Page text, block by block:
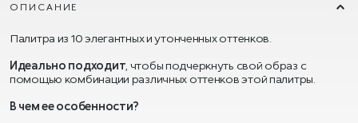
ОПИСАНИЕ
Палитра из 10 элегантных и утонченных оттенков.
Идеально подходит , чтобы подчеркнуть свой образ с
помощью комбинации различных оттенков этой палитры.
В чем ее особенности?